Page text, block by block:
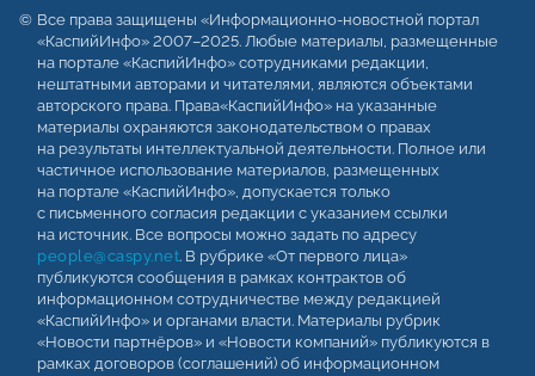
Все права защищены «Информационно-новостной портал
«КаспийИнфо» 2007–2025. Любые материалы, размещенные
на портале «КаспийИнфо» сотрудниками редакции,
нештатными авторами и читателями, являются объектами
авторского права. Права«КаспийИнфо» на указанные
материалы охраняются законодательством о правах
на результаты интеллектуальной деятельности. Полное или
частичное использование материалов, размещенных
на портале «КаспийИнфо», допускается только
с письменного согласия редакции с указанием ссылки
на источник. Все вопросы можно задать по адресу
people@caspy.net. В рубрике «От первого лица»
публикуются сообщения в рамках контрактов об
информационном сотрудничестве между редакцией
«КаспийИнфо» и органами власти. Материалы рубрик
«Новости партнёров» и «Новости компаний» публикуются в
рамках договоров (соглашений) об информационном